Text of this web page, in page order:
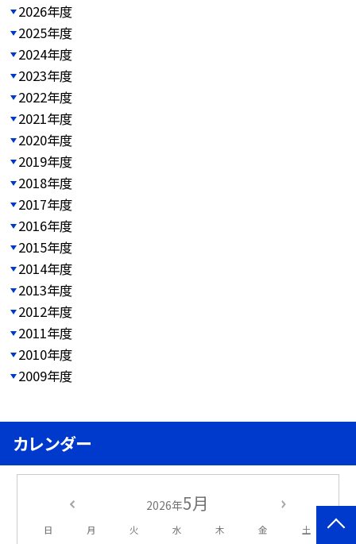
2026年度
2025年度
2024年度
2023年度
2022年度
2021年度
2020年度
2019年度
2018年度
2017年度
2016年度
2015年度
2014年度
2013年度
2012年度
2011年度
2010年度
2009年度
カレンダー
2026年5月
日 月 火 水 木 金 土